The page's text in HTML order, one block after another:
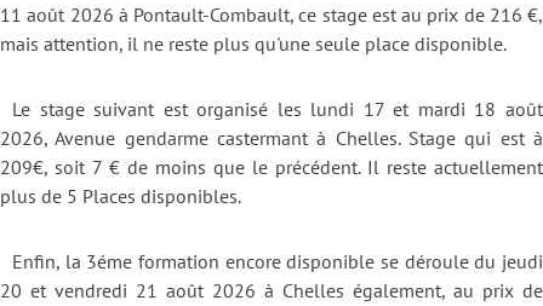
11 août 2026 à Pontault-Combault, ce stage est au prix de 216 €,
mais attention, il ne reste plus qu'une seule place disponible.
Le stage suivant est organisé les lundi 17 et mardi 18 août
2026, Avenue gendarme castermant à Chelles. Stage qui est à
209€, soit 7 € de moins que le précédent. Il reste actuellement
plus de 5 Places disponibles.
Enfin, la 3éme formation encore disponible se déroule du jeudi
20 et vendredi 21 août 2026 à Chelles également, au prix de